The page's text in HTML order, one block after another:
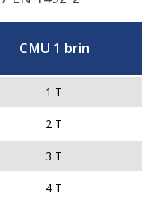
CMU 1 brin
1 T
2 T
3 T
4 T